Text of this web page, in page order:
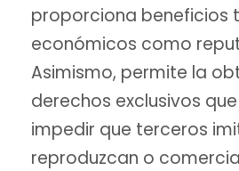
proporciona beneficios
económicos como
Asimismo, permite la
derechos exclusivos
impedir que terceros
reproduzcan o